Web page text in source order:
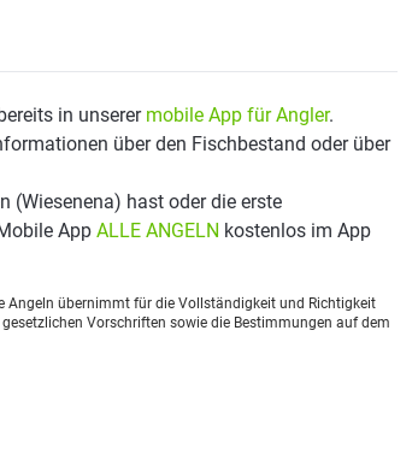
in unserer mobile App für Angler.
über den Fischbestand oder über
(Wiesenena) hast oder die erste
App ALLE ANGELN kostenlos im App
Angeln übernimmt für die Vollständigkeit und Richtigkeit
Vorschriften sowie die Bestimmungen auf dem